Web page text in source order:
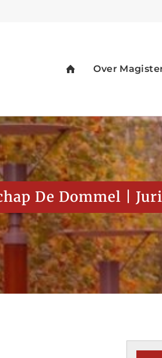
De Dommel |